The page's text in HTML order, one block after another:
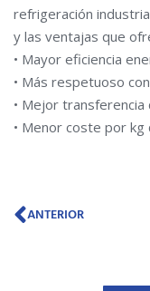
refrigeración
y las ventajas que
• Mayor eficiencia
• Más respetuoso
• Mejor transferencia
• Menor coste por
Prev
ANTERIOR